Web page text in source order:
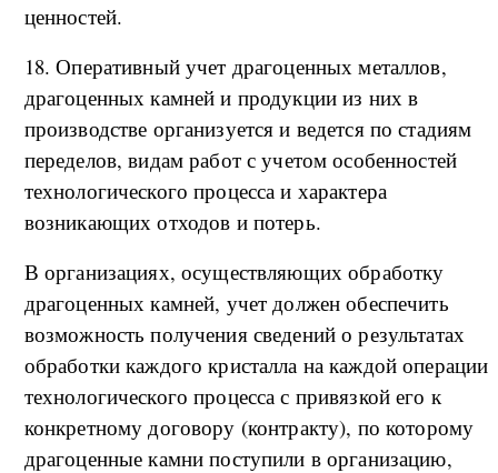
ценностей.
18. Оперативный учет драгоценных металлов,
драгоценных камней и продукции из них в
производстве организуется и ведется по стадиям
переделов, видам работ с учетом особенностей
технологического процесса и характера
возникающих отходов и потерь.
В организациях, осуществляющих обработку
драгоценных камней, учет должен обеспечить
возможность получения сведений о результатах
обработки каждого кристалла на каждой операции
технологического процесса с привязкой его к
конкретному договору (контракту), по которому
драгоценные камни поступили в организацию,